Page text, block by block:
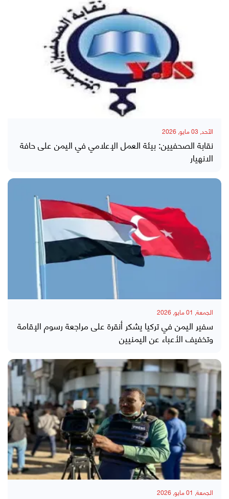
الأحد, 03 مايو, 2026
نقابة الصحفيين: بيئة العمل الإعلامي في اليمن على حافة
الانهيار
الجمعة, 01 مايو, 2026
سفير اليمن في تركيا يشكر أنقرة على مراجعة رسوم الإقامة
وتخفيف الأعباء عن اليمنيين
الجمعة, 01 مايو, 2026